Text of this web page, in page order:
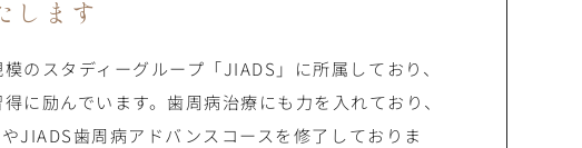
します
のスタディーグループ「JIADS」に所属しており、
に励んでいます。歯周病治療にも力を入れており、
JIADS歯周病アドバンスコースを修了しておりま